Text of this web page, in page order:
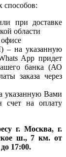
способов:
при доставке
области
– на указанную
App придет
банка (АО
заказа через
указанную Вами
счет на оплату
г. Москва, г.
ш., 7 км. от
17:00.